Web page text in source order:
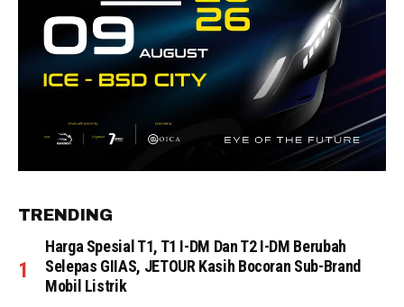
TRENDING
Harga Spesial T1, T1 I-DM Dan T2 I-DM Berubah
Selepas GIIAS, JETOUR Kasih Bocoran Sub-Brand
Mobil Listrik